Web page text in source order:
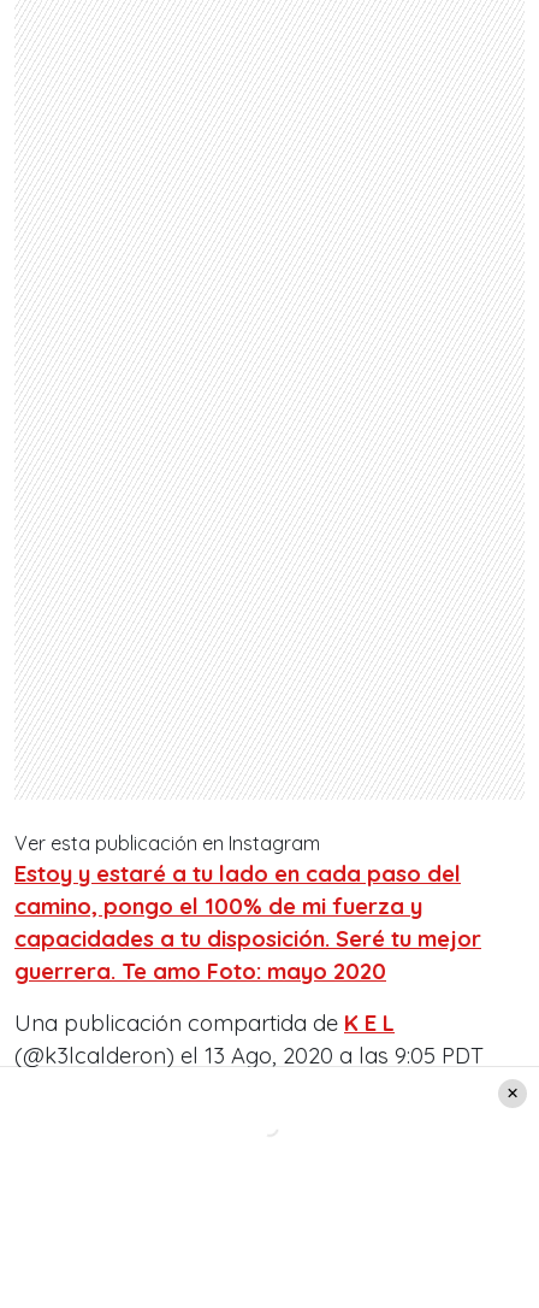
Ver esta publicación en Instagram
Estoy y estaré a tu lado en cada paso del
camino, pongo el 100% de mi fuerza y
capacidades a tu disposición. Seré tu mejor
guerrera. Te amo Foto: mayo 2020
Una publicación compartida de K E L
(@k3lcalderon) el 13 Ago, 2020 a las 9:05 PDT